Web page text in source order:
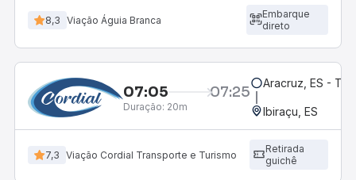
8,3 Viação Águia Branca
Embarque
direto
07:05 07:25
Duração: 20m
Aracruz, ES -
Ibiraçu, ES
7,3 Viação Cordial Transporte e Turismo
Retirada
guichê